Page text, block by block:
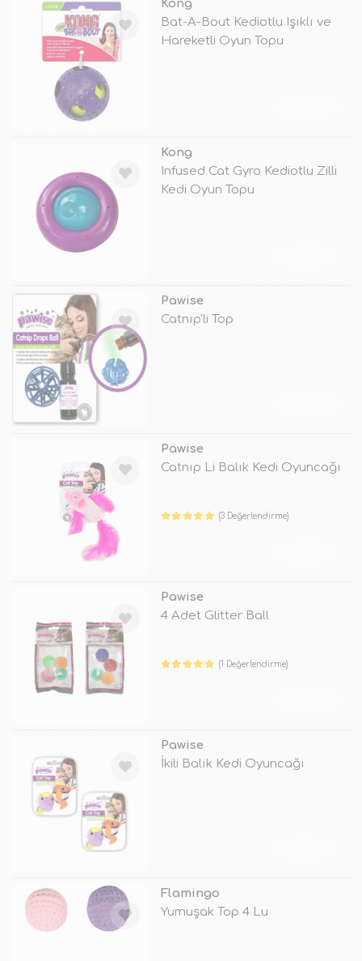
Kong
Bat-A-Bout Kediotlu Işıklı ve
Hareketli Oyun Topu
Kong
Infused Cat Gyro Kediotlu Zilli
Kedi Oyun Topu
Pawise
Catnıp'li Top
Pawise
Catnıp Li Balık Kedi Oyuncağı
(3 Değerlendirme)
Pawise
4 Adet Glitter Ball
(1 Değerlendirme)
Pawise
İkili Balık Kedi Oyuncağı
Flamingo
Yumuşak Top 4 Lu